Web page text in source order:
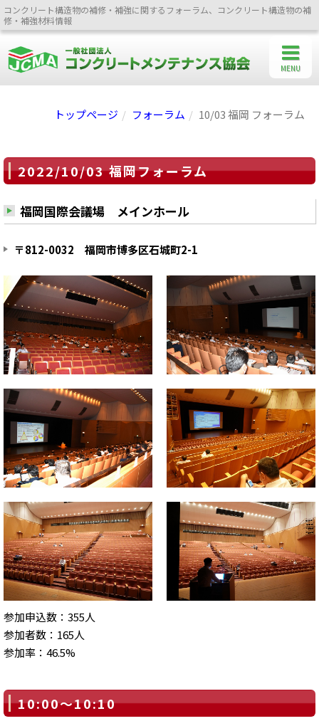
コンクリート構造物の補修・補強に関するフォーラム、コンクリート構造物の補
修・補強材料情報
トップページ フォーラム 10/03 福岡 フォーラム
2022/10/03 福岡フォーラム
福岡国際会議場 メインホール
〒812-0032 福岡市博多区石城町2-1
参加申込数：355人
参加者数：165人
参加率：46.5%
10:00～10:10
MENU